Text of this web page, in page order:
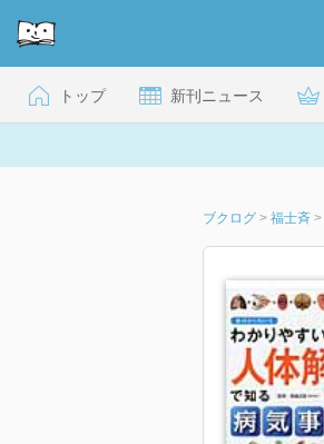
トップ 新刊ニュース
ブクログ > 福士斉 >